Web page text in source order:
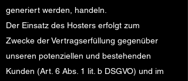
generiert werden, handeln.
Der Einsatz des Hosters erfolgt zum
Zwecke der Vertragserfüllung gegenüber
unseren potenziellen und bestehenden
Kunden (Art. 6 Abs. 1 lit. b DSGVO) und im